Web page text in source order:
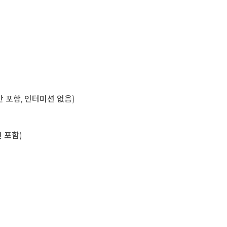
함, 인터미션 없음)
포함)